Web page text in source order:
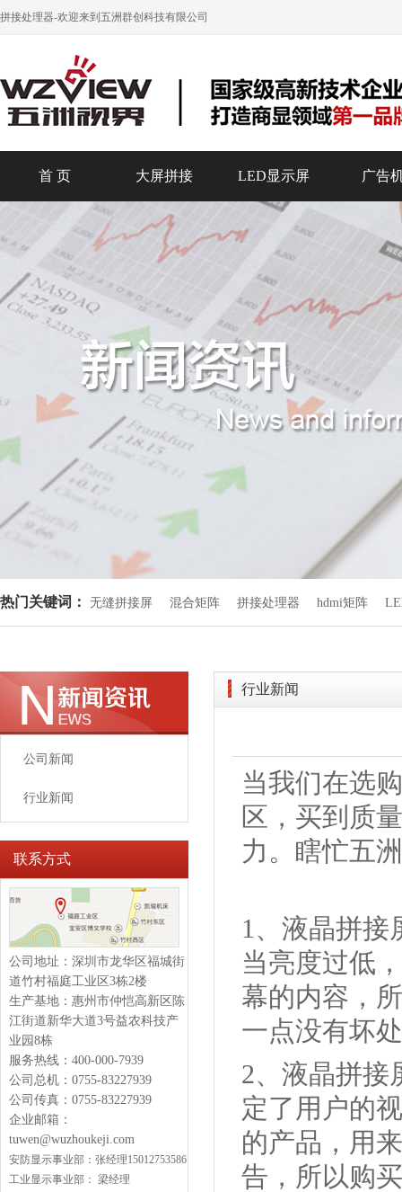
拼接处理器-欢迎来到五洲群创科技有限公司
首 页 大屏拼接 LED显示屏 广告
热门关键词： 无缝拼接屏 混合矩阵 拼接处理器 hdmi矩阵
公司新闻
行业新闻
联系方式
公司地址：深圳市龙华区福城街
道竹村福庭工业区3栋2楼
生产基地：惠州市仲恺高新区陈
江街道新华大道3号益农科技产
业园8栋
服务热线：400-000-7939
公司总机：0755-83227939
公司传真：0755-83227939
企业邮箱：
tuwen@wuzhoukeji.com
安防显示事业部： 张经理15012753586
工业显示事业部： 梁经理
行业新闻
当我们在选
区，买到质
力。瞎忙五
1、液晶拼接
当亮度过低
幕的内容，
一点没有坏
2、液晶拼接
定了用户的
的产品，用
告，所以购